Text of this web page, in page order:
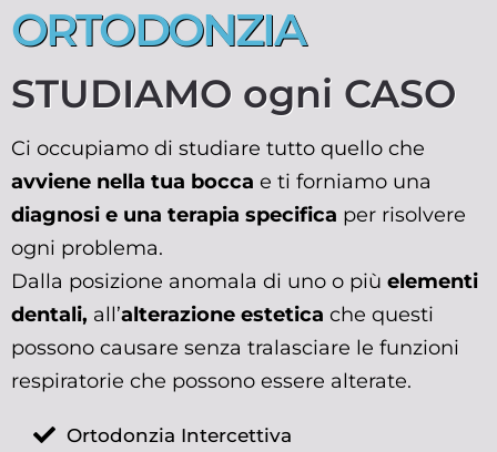
ORTODONZIA
STUDIAMO ogni CASO
Ci occupiamo di studiare tutto quello che
avviene nella tua bocca e ti forniamo una
diagnosi e una terapia specifica per risolvere
ogni problema.
Dalla posizione anomala di uno o più elementi
dentali, all’alterazione estetica che questi
possono causare senza tralasciare le funzioni
respiratorie che possono essere alterate.
Ortodonzia Intercettiva